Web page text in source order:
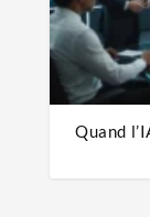
Quand